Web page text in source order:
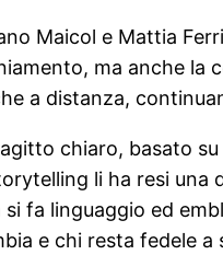
Maicol e Mattia
ma anche
a distanza,
chiaro, basato
li ha resi
fa linguaggio ed
e chi resta fedele a